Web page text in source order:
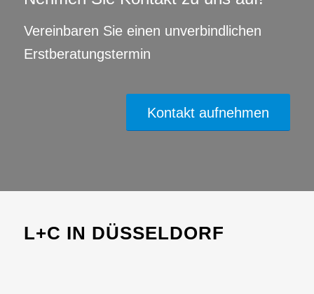
Vereinbaren Sie einen unverbindlichen
Erstberatungstermin
Kontakt aufnehmen
L+C IN DÜSSELDORF